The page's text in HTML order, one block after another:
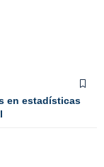
en estadísticas